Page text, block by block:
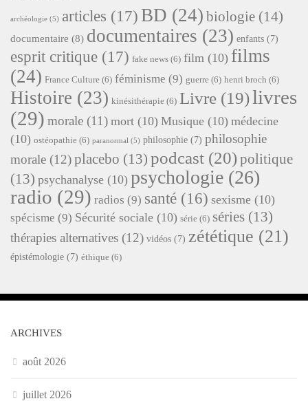
archéologie (5) articles (17) BD (24) biologie (14)
documentaire (8) documentaires (23) enfants (7)
esprit critique (17) fake news (6) film (10) films
(24) France Culture (6) féminisme (9) guerre (6) henri broch (6)
Histoire (23) kinésithérapie (6) Livre (19)livres
(29) morale (11) mort (10) Musique (10) médecine
(10) ostéopathie (6) paranormal (5) philosophie (7) philosophie
morale (12)placebo (13) podcast (20)politique
(13) psychanalyse (10) psychologie (26)
radio (29) radios (9) santé (16) sexisme (10)
spécisme (9) Sécurité sociale (10) série (6) séries (13)
thérapies alternatives (12) vidéos (7) zététique (21)
épistémologie (7) éthique (6)
ARCHIVES
août 2026
juillet 2026